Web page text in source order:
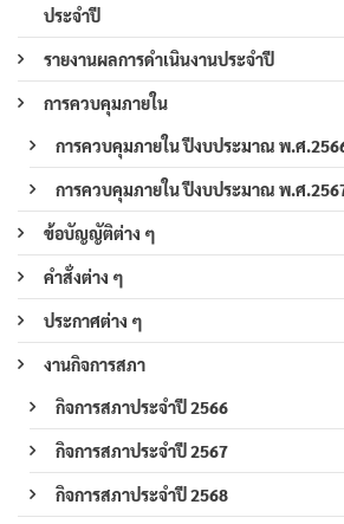
ประจำปี
รายงานผลการดำเนินงานประจำปี
การควบคุมภายใน
การควบคุมภายใน ปีงบประมาณ พ.ศ
การควบคุมภายใน ปีงบประมาณ พ.ศ
ข้อบัญญัติต่าง ๆ
คำสั่งต่าง ๆ
ประกาศต่าง ๆ
งานกิจการสภา
กิจการสภาประจำปี 2566
กิจการสภาประจำปี 2567
กิจการสภาประจำปี 2568